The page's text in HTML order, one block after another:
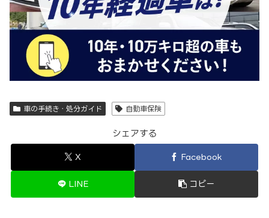
車の手続き・処分ガイド 自動車保険
シェアする
X Facebook
LINE コピー